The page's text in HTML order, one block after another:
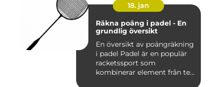
18. jan
Räkna poäng i padel - En
grundlig översikt
En översikt av poängräkning
i padel Padel är en populär
racketssport som
kombinerar element från te...